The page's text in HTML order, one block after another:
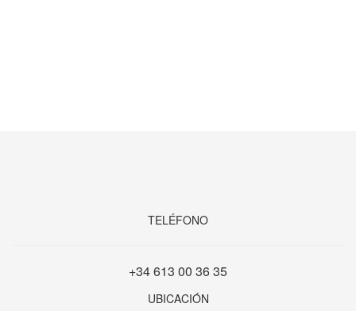
TELÉFONO
+34 613 00 36 35
UBICACIÓN